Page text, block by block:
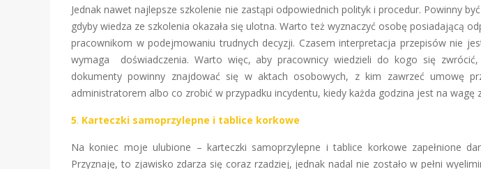
Jednak nawet najlepsze szkolenie nie zastąpi odpowiednich polityk i procedur. Powinny
gdyby wiedza ze szkolenia okazała się ulotna. Warto też wyznaczyć osobę posiadającą
pracownikom w podejmowaniu trudnych decyzji. Czasem interpretacja przepisów nie
wymaga doświadczenia. Warto więc, aby pracownicy wiedzieli do kogo się
dokumenty powinny znajdować się w aktach osobowych, z kim zawrzeć umowę
administratorem albo co zrobić w przypadku incydentu, kiedy każda godzina jest na wagę
5. Karteczki samoprzylepne i tablice korkowe
Na koniec moje ulubione – karteczki samoprzylepne i tablice korkowe zapełnione
Przyznaję, to zjawisko zdarza się coraz rzadziej, jednak nadal nie zostało w pełni